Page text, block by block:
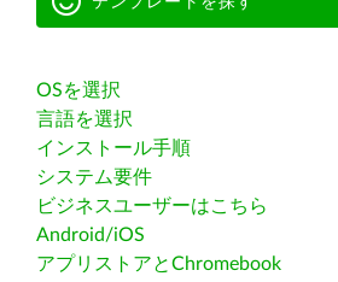
OSを選択
言語を選択
インストール手順
システム要件
ビジネスユーザーはこちら
Android/iOS
アプリストアとChromebook